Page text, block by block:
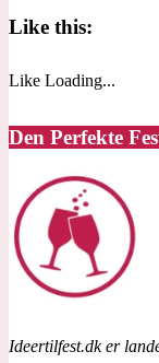
Like this:
Like Loading...
Den Perfekte
Ideertilfest.dk er